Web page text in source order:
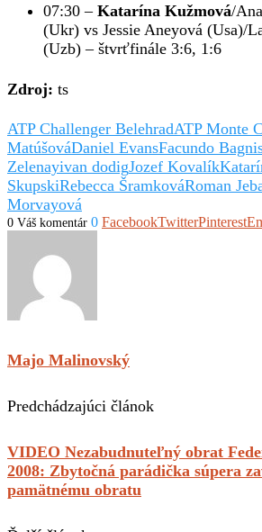
07:30 –Katarína Kužmová/
(Ukr) vs Jessie Aneyová (Usa)/
(Uzb) – štvrťfinále 3:6, 1:6
Zdroj: ts
ATP Challenger BelehradATP Monte
MatúšováDaniel EvansFacundo
Zelenayivan dodigJozef Kovalík
SkupskiRebecca ŠramkováRoman
Morvayová
0 Váš komentár 0 FacebookTwitterPinterest
Majo Malinovský
Predchádzajúci článok
VIDEO Nezabudnuteľný obrat
2008: Zbytočná parádička súpera
pamätnému obratu